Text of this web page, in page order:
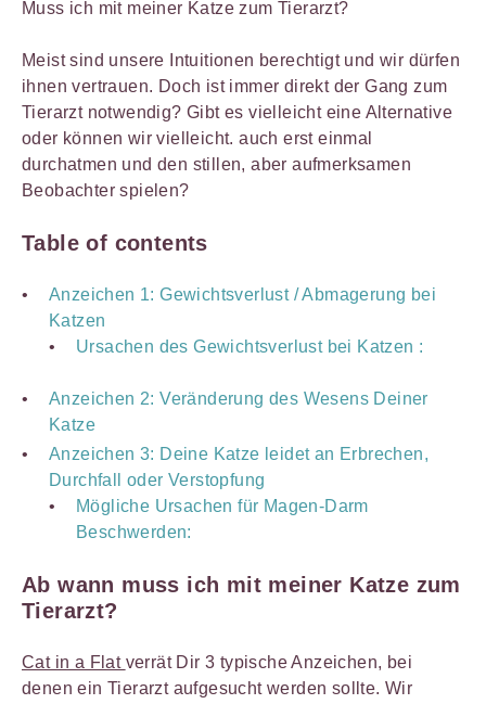
Muss ich mit meiner Katze zum Tierarzt?
Meist sind unsere Intuitionen berechtigt und wir dürfen
ihnen vertrauen. Doch ist immer direkt der Gang zum
Tierarzt notwendig? Gibt es vielleicht eine Alternative
oder können wir vielleicht. auch erst einmal
durchatmen und den stillen, aber aufmerksamen
Beobachter spielen?
Table of contents
Anzeichen 1: Gewichtsverlust / Abmagerung bei
Katzen
Ursachen des Gewichtsverlust bei Katzen :
Anzeichen 2: Veränderung des Wesens Deiner
Katze
Anzeichen 3: Deine Katze leidet an Erbrechen,
Durchfall oder Verstopfung
Mögliche Ursachen für Magen-Darm
Beschwerden:
Ab wann muss ich mit meiner Katze zum
Tierarzt?
Cat in a Flat verrät Dir 3 typische Anzeichen, bei
denen ein Tierarzt aufgesucht werden sollte. Wir